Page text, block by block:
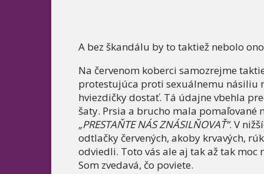
A bez škandálu by to taktiež nebolo
Na červenom koberci samozrejme
protestujúca proti sexuálnemu násiliu
hviezdičky dostať. Tá údajne vbehla
šaty. Prsia a brucho mala
„PRESTAŇTE NÁS ZNÁSILŇOVAŤ“. V
odtlačky červených, akoby krvavých,
odviedli. Toto vás ale aj tak až tak
Som zvedavá, čo poviete.